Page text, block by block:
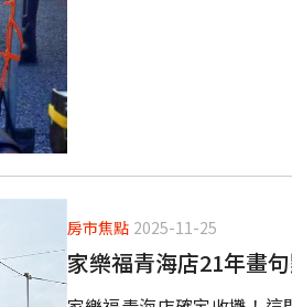
房市焦點 2025-11-25
家樂福青海店21年畫